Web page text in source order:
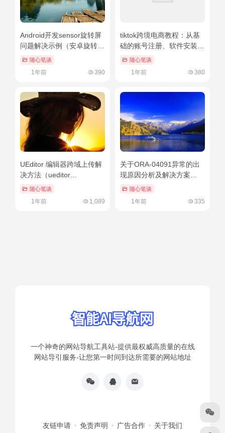
Android开发sensor旋转屏
问题解决示例（安卓旋转设
置在哪里找）燃爆了
随心笔谈
1年前 390
tiktok跨境电商教程：从基
础的账号注册、软件安装、
到高级的视频处理
随心笔谈
1年前 380
UEditor 编辑器跨域上传解
决方法（ueditor
serverurl）奔走相告
随心笔谈
1年前 1,089
关于ORA-04091异常的出
现原因分析及解决方案
（ora00920错误）越早知
随心笔谈
1年前 335
一个神奇的网站导航工具站-提供最权威高质量的在线
网站导引服务-让您第一时间到达所需要的网站地址
友链申请 免责声明 广告合作 关于我们